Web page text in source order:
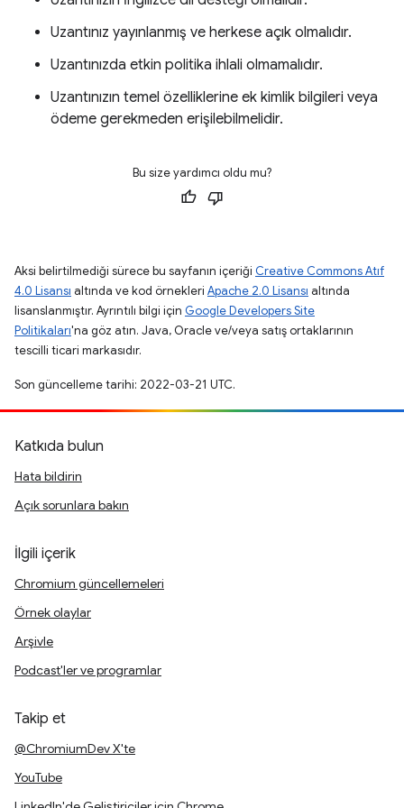
Uzantınız yayınlanmış ve herkese açık olmalıdır.
Uzantınızda etkin politika ihlali olmamalıdır.
Uzantınızın temel özelliklerine ek kimlik bilgileri veya
ödeme gerekmeden erişilebilmelidir.
Bu size yardımcı oldu mu?
Aksi belirtilmediği sürece bu sayfanın içeriği Creative Commons Atıf
4.0 Lisansı altında ve kod örnekleri Apache 2.0 Lisansı altında
lisanslanmıştır. Ayrıntılı bilgi için Google Developers Site
Politikaları'na göz atın. Java, Oracle ve/veya satış ortaklarının
tescilli ticari markasıdır.
Son güncelleme tarihi: 2022-03-21 UTC.
Katkıda bulun
Hata bildirin
Açık sorunlara bakın
İlgili içerik
Chromium güncellemeleri
Örnek olaylar
Arşivle
Podcast'ler ve programlar
Takip et
@ChromiumDev X'te
YouTube